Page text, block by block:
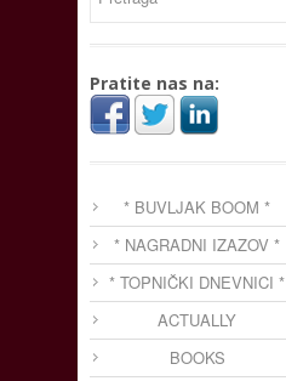
Pratite nas na:
* BUVLJAK BOOM *
* NAGRADNI IZAZOV *
* TOPNIČKI DNEVNICI *
ACTUALLY
BOOKS